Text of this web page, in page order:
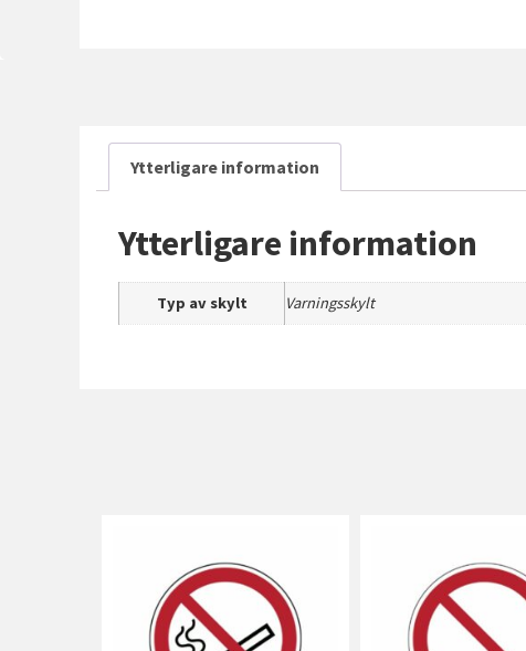
Ytterligare information
Ytterligare information
Typ av skylt Varningsskylt